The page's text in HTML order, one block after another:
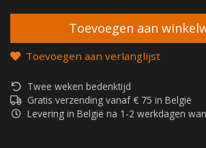
Toevoegen aan verlanglijst
Twee weken bedenktijd
Gratis verzending vanaf € 75 in België
Levering in België na 1-2 werkdagen